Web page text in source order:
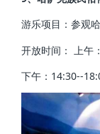
游乐项目：参观
开放时间： 上午
下午：14:30--